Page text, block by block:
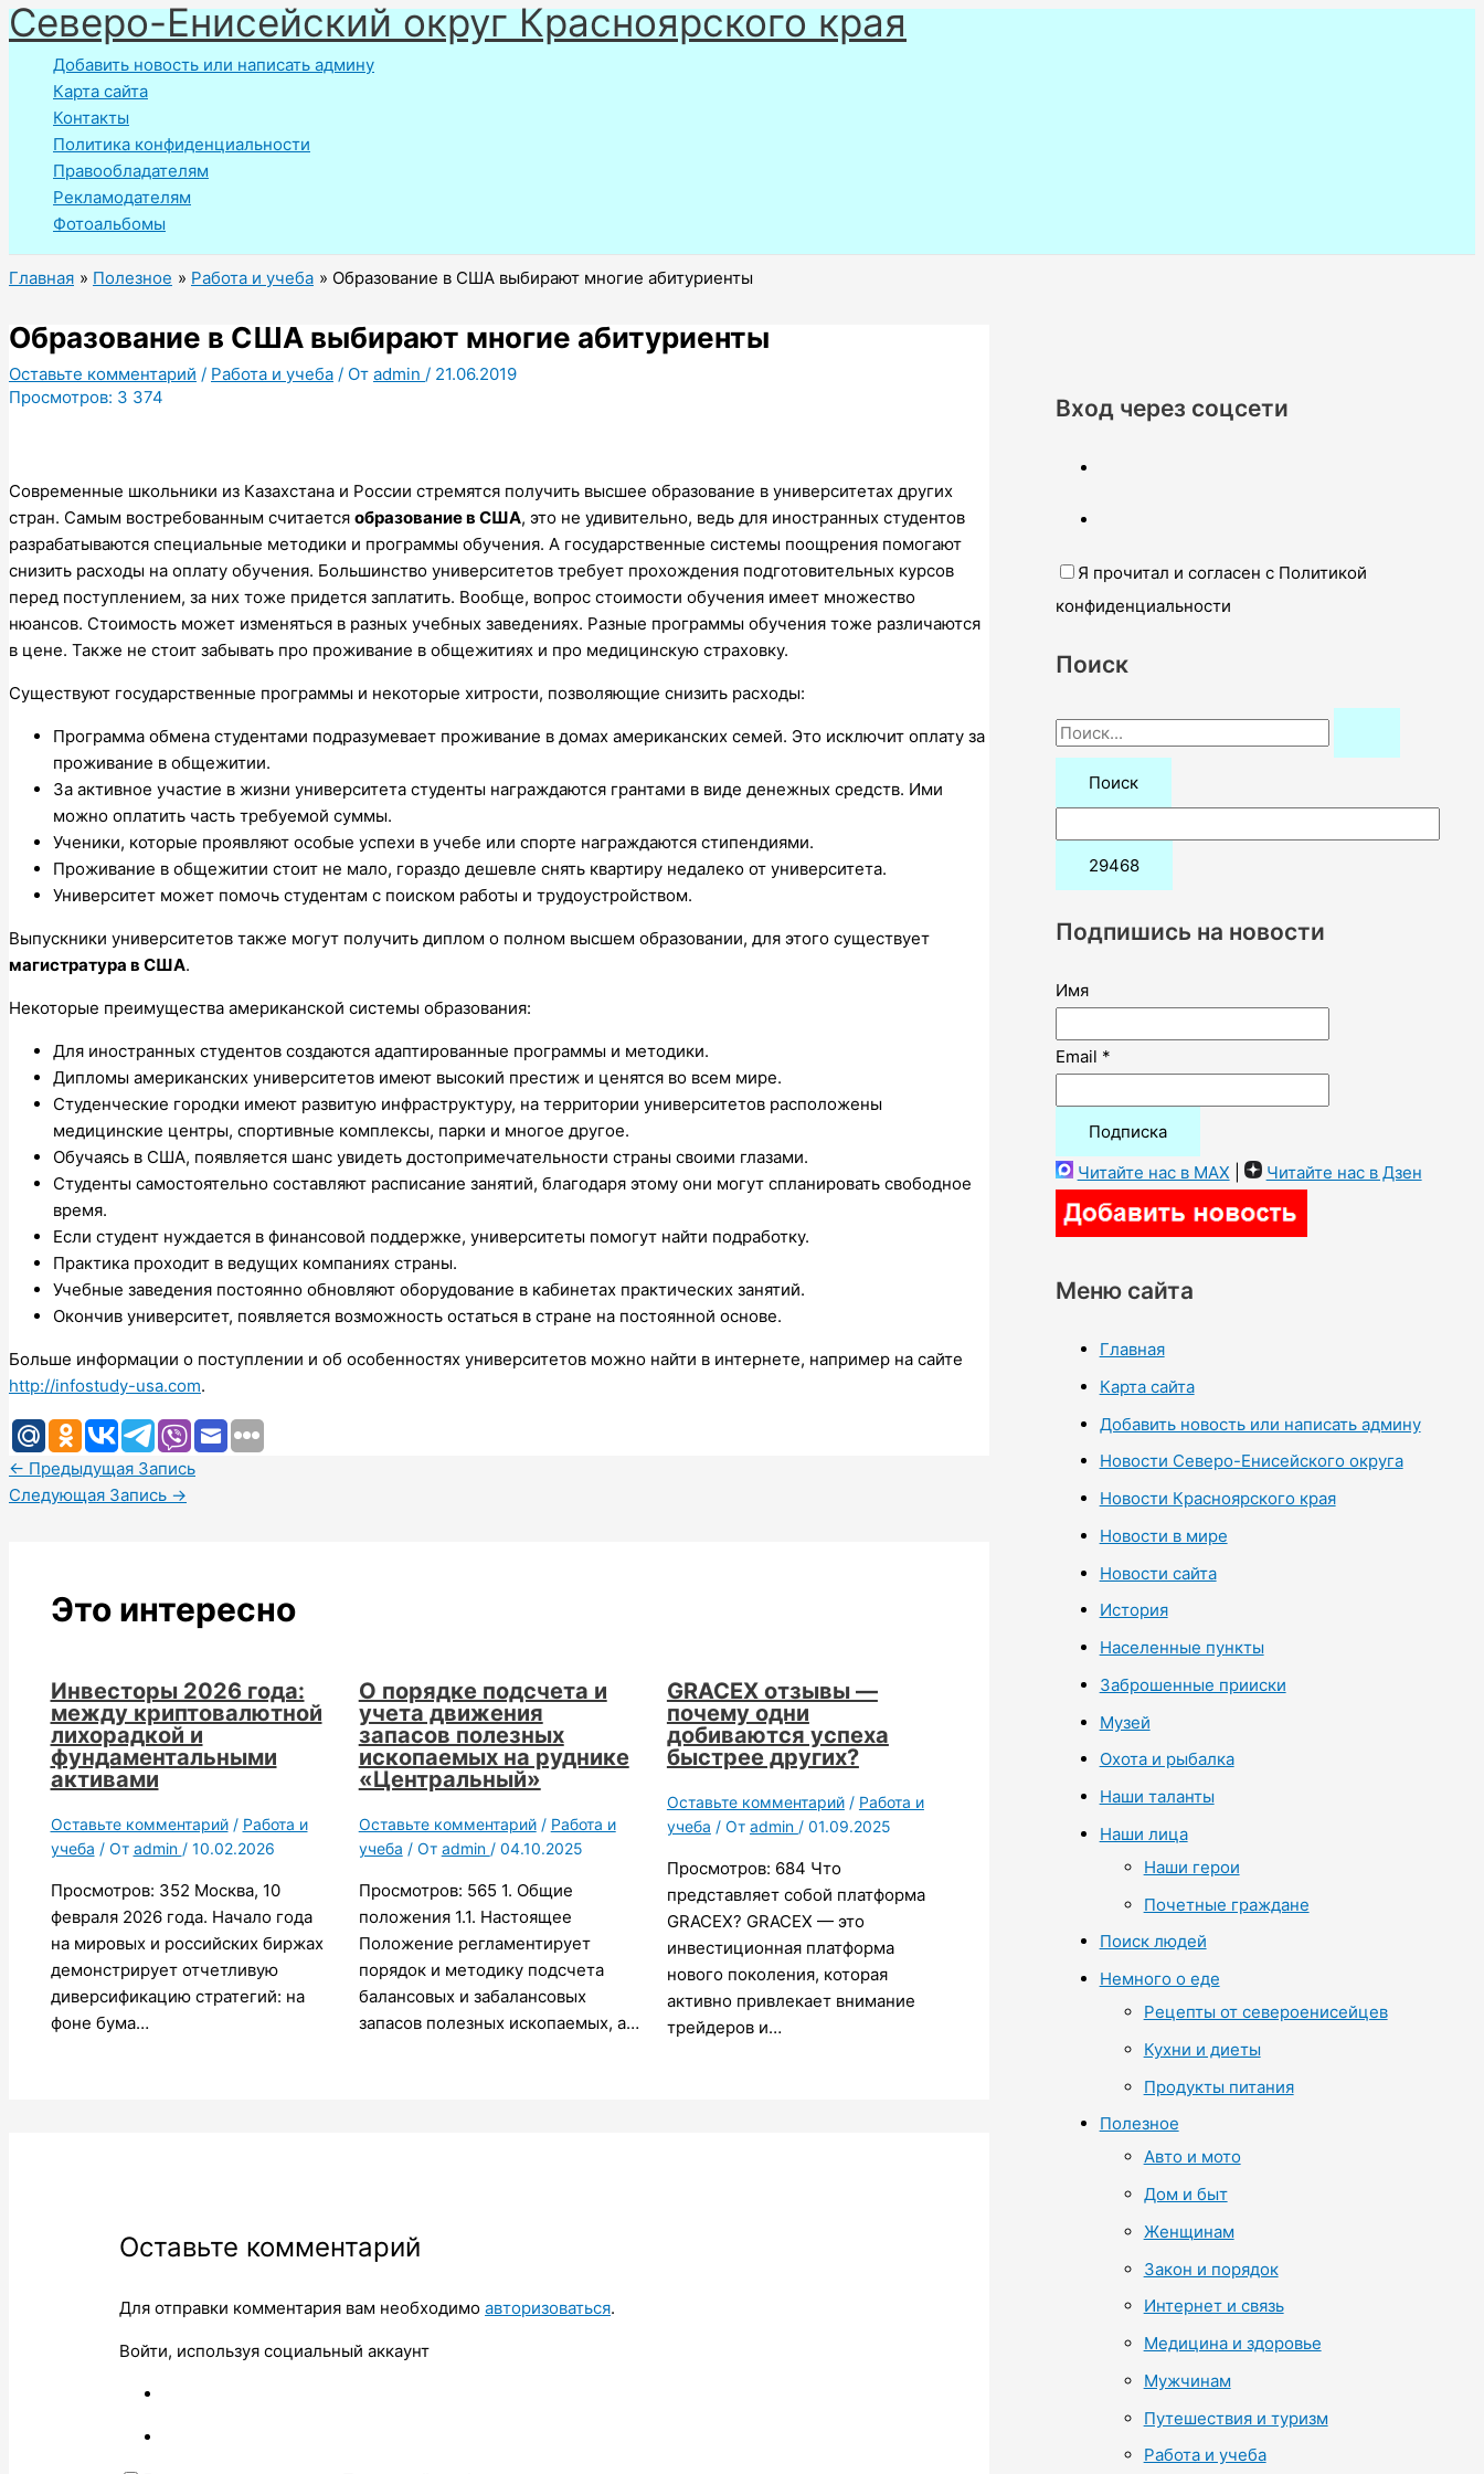
Перейти
к
содержимому
Северо-Енисейский округ Красноярского края
Добавить новость или написать админу
Карта сайта
Контакты
Политика конфиденциальности
Правообладателям
Рекламодателям
Фотоальбомы
Главная Полезное Работа и учеба Образование в США выбирают многие абитуриенты
Образование в США выбирают многие абитуриенты
Оставьте комментарий / Работа и учеба / От admin / 21.06.2019
Просмотров: 3 374
Современные школьники из Казахстана и России стремятся получить высшее образование в университетах других
стран. Самым востребованным считается образование в США, это не удивительно, ведь для иностранных студентов
разрабатываются специальные методики и программы обучения. А государственные системы поощрения помогают
снизить расходы на оплату обучения. Большинство университетов требует прохождения подготовительных курсов
перед поступлением, за них тоже придется заплатить. Вообще, вопрос стоимости обучения имеет множество
нюансов. Стоимость может изменяться в разных учебных заведениях. Разные программы обучения тоже различаются
в цене. Также не стоит забывать про проживание в общежитиях и про медицинскую страховку.
Существуют государственные программы и некоторые хитрости, позволяющие снизить расходы:
Программа обмена студентами подразумевает проживание в домах американских семей. Это исключит оплату за
проживание в общежитии.
За активное участие в жизни университета студенты награждаются грантами в виде денежных средств. Ими
можно оплатить часть требуемой суммы.
Ученики, которые проявляют особые успехи в учебе или спорте награждаются стипендиями.
Проживание в общежитии стоит не мало, гораздо дешевле снять квартиру недалеко от университета.
Университет может помочь студентам с поиском работы и трудоустройством.
Выпускники университетов также могут получить диплом о полном высшем образовании, для этого существует
магистратура в США.
Некоторые преимущества американской системы образования:
Для иностранных студентов создаются адаптированные программы и методики.
Дипломы американских университетов имеют высокий престиж и ценятся во всем мире.
Студенческие городки имеют развитую инфраструктуру, на территории университетов расположены
медицинские центры, спортивные комплексы, парки и многое другое.
Обучаясь в США, появляется шанс увидеть достопримечательности страны своими глазами.
Студенты самостоятельно составляют расписание занятий, благодаря этому они могут спланировать свободное
время.
Если студент нуждается в финансовой поддержке, университеты помогут найти подработку.
Практика проходит в ведущих компаниях страны.
Учебные заведения постоянно обновляют оборудование в кабинетах практических занятий.
Окончив университет, появляется возможность остаться в стране на постоянной основе.
Больше информации о поступлении и об особенностях университетов можно найти в интернете, например на сайте
http://infostudy-usa.com.
← Предыдущая Запись
Следующая Запись →
Это интересно
Инвесторы 2026 года:
между криптовалютной
лихорадкой и
фундаментальными
активами
Оставьте комментарий / Работа и
учеба / От admin / 10.02.2026
Просмотров: 352 Москва, 10
февраля 2026 года. Начало года
на мировых и российских биржах
демонстрирует отчетливую
диверсификацию стратегий: на
фоне бума…
О порядке подсчета и
учета движения
запасов полезных
ископаемых на руднике
«Центральный»
Оставьте комментарий / Работа и
учеба / От admin / 04.10.2025
Просмотров: 565 1. Общие
положения 1.1. Настоящее
Положение регламентирует
порядок и методику подсчета
балансовых и забалансовых
запасов полезных ископаемых, а…
GRACEX отзывы —
почему одни
добиваются успеха
быстрее других?
Оставьте комментарий / Работа и
учеба / От admin / 01.09.2025
Просмотров: 684 Что
представляет собой платформа
GRACEX? GRACEX — это
инвестиционная платформа
нового поколения, которая
активно привлекает внимание
трейдеров и…
Оставьте комментарий
Для отправки комментария вам необходимоавторизоваться.
Войти, используя социальный аккаунт
Вход через соцсети
Я прочитал и согласен с Политикой
конфиденциальности
Поиск
П
о
:
Подпишись на новости
Имя
Email *
Читайте нас в MAX Читайте нас в Дзен
Меню сайта
Главная
Карта сайта
Добавить новость или написать админу
Новости Северо-Енисейского округа
Новости Красноярского края
Новости в мире
Новости сайта
История
Населенные пункты
Заброшенные прииски
Музей
Охота и рыбалка
Наши таланты
Наши лица
Наши герои
Почетные граждане
Поиск людей
Немного о еде
Рецепты от североенисейцев
Кухни и диеты
Продукты питания
Полезное
Авто и мото
Дом и быт
Женщинам
Закон и порядок
Интернет и связь
Медицина и здоровье
Мужчинам
Путешествия и туризм
Работа и учеба